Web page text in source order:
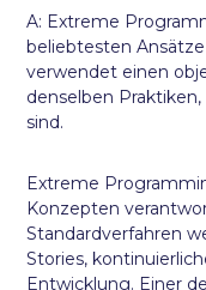
A: Extreme
beliebtesten
verwendet einen
denselben
sind.
Extreme
Konzepten
Standardverfahren
Stories,
Entwicklung. Einer